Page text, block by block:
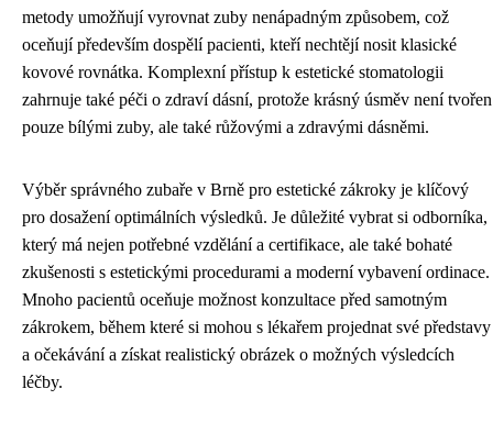
metody umožňují vyrovnat zuby nenápadným způsobem, což
oceňují především dospělí pacienti, kteří nechtějí nosit klasické
kovové rovnátka. Komplexní přístup k estetické stomatologii
zahrnuje také péči o zdraví dásní, protože krásný úsměv není tvořen
pouze bílými zuby, ale také růžovými a zdravými dásněmi.
Výběr správného zubaře v Brně pro estetické zákroky je klíčový
pro dosažení optimálních výsledků. Je důležité vybrat si odborníka,
který má nejen potřebné vzdělání a certifikace, ale také bohaté
zkušenosti s estetickými procedurami a moderní vybavení ordinace.
Mnoho pacientů oceňuje možnost konzultace před samotným
zákrokem, během které si mohou s lékařem projednat své představy
a očekávání a získat realistický obrázek o možných výsledcích
léčby.